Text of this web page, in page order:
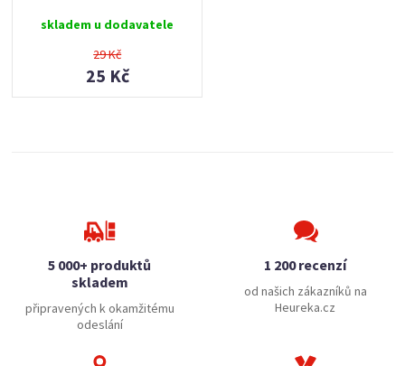
skladem u dodavatele
29 Kč
25 Kč
5 000+ produktů
skladem
připravených k okamžitému
odeslání
1 200 recenzí
od našich zákazníků na
Heureka.cz